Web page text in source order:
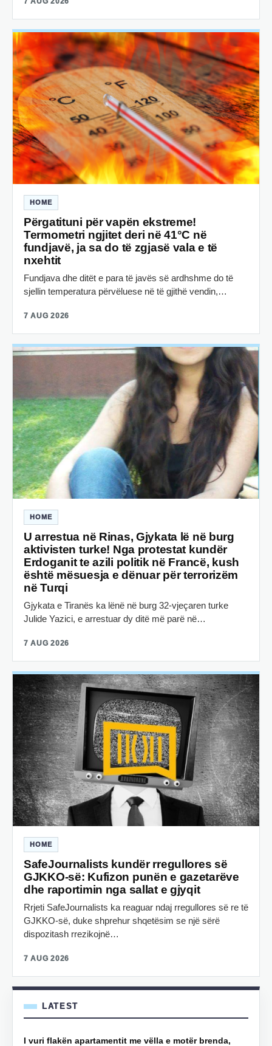
HOME
Përgatituni për vapën ekstreme!
Termometri ngjitet deri në 41°C në
fundjavë, ja sa do të zgjasë vala e të
nxehtit
Fundjava dhe ditët e para të javës së ardhshme do të
sjellin temperatura përvëluese në të gjithë vendin,…
7 AUG 2026
HOME
U arrestua në Rinas, Gjykata lë në burg
aktivisten turke! Nga protestat kundër
Erdoganit te azili politik në Francë, kush
është mësuesja e dënuar për terrorizëm
në Turqi
Gjykata e Tiranës ka lënë në burg 32-vjeçaren turke
Julide Yazici, e arrestuar dy ditë më parë në…
7 AUG 2026
HOME
SafeJournalists kundër rregullores së
GJKKO-së: Kufizon punën e gazetarëve
dhe raportimin nga sallat e gjyqit
Rrjeti SafeJournalists ka reaguar ndaj rregullores së re të
GJKKO-së, duke shprehur shqetësim se një sërë
dispozitash rrezikojnë…
7 AUG 2026
LATEST
I vuri flakën apartamentit me vëlla e motër brenda,